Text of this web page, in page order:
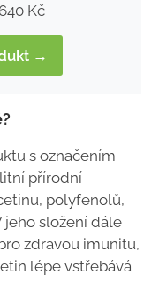
Kč
→
s označením
přírodní
polyfenolů,
jeho složení dále
zdravou imunitu,
lépe vstřebává